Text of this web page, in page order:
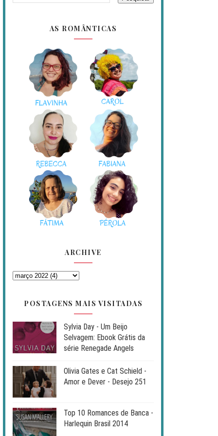
AS ROMÂNTICAS
ARCHIVE
POSTAGENS MAIS VISITADAS
Sylvia Day - Um Beijo
Selvagem: Ebook Grátis da
série Renegade Angels
Olivia Gates e Cat Schield -
Amor e Dever - Desejo 251
Top 10 Romances de Banca -
Harlequin Brasil 2014